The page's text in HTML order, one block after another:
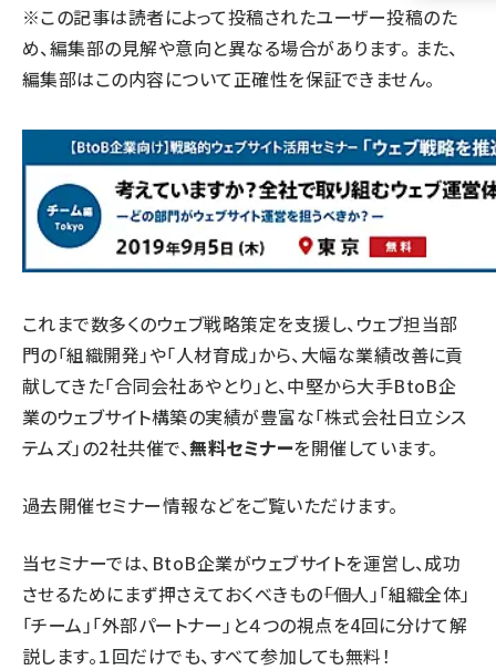
※この記事は読者によって投稿されたユーザー投稿のた
め、編集部の見解や意向と異なる場合があります。 また、
編集部はこの内容について正確性を保証できません。
これまで数多くのウェブ戦略策定を支援し、ウェブ担当部
門の「組織開発」や「人材育成」から、大幅な業績改善に貢
献してきた「合同会社あやとり」と、中堅から大手BtoB企
業のウェブサイト構築の実績が豊富な「株式会社日立シス
テムズ」の2社共催で、無料セミナーを開催しています。
過去開催セミナー情報などをご覧いただけます。
当セミナーでは、BtoB企業がウェブサイトを運営し、成功
させるためにまず押さえておくべきもの――「個人」「組織全体」
「チーム」「外部パートナー」と４つの視点を4回に分けて解
説します。１回だけでも、すべて参加しても無料！